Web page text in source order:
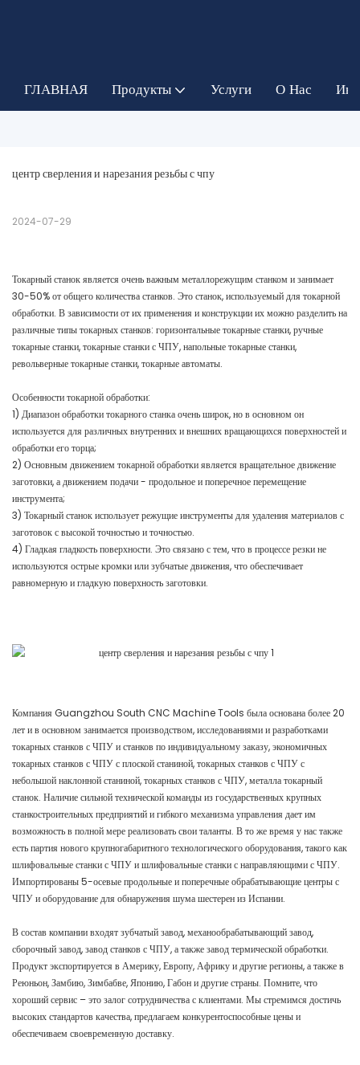
ГЛАВНАЯ Продукты Услуги О Нас
центр сверления и нарезания резьбы с чпу
2024-07-29
Токарный станок является очень важным металлорежущим станком и занимает
30-50% от общего количества станков. Это станок, используемый для токарной
обработки. В зависимости от их применения и конструкции их можно разделить на
различные типы токарных станков: горизонтальные токарные станки, ручные
токарные станки, токарные станки с ЧПУ, напольные токарные станки,
револьверные токарные станки, токарные автоматы.
Особенности токарной обработки:
1) Диапазон обработки токарного станка очень широк, но в основном он
используется для различных внутренних и внешних вращающихся поверхностей и
обработки его торца;
2) Основным движением токарной обработки является вращательное движение
заготовки, а движением подачи - продольное и поперечное перемещение
инструмента;
3) Токарный станок использует режущие инструменты для удаления материалов с
заготовок с высокой точностью и точностью.
4) Гладкая гладкость поверхности. Это связано с тем, что в процессе резки не
используются острые кромки или зубчатые движения, что обеспечивает
равномерную и гладкую поверхность заготовки.
Компания Guangzhou South CNC Machine Tools была основана более 20
лет и в основном занимается производством, исследованиями и разработками
токарных станков с ЧПУ и станков по индивидуальному заказу, экономичных
токарных станков с ЧПУ с плоской станиной, токарных станков с ЧПУ с
небольшой наклонной станиной, токарных станков с ЧПУ, металла токарный
станок. Наличие сильной технической команды из государственных крупных
станкостроительных предприятий и гибкого механизма управления дает им
возможность в полной мере реализовать свои таланты. В то же время у нас также
есть партия нового крупногабаритного технологического оборудования, такого как
шлифовальные станки с ЧПУ и шлифовальные станки с направляющими с ЧПУ.
Импортированы 5-осевые продольные и поперечные обрабатывающие центры с
ЧПУ и оборудование для обнаружения шума шестерен из Испании.
В состав компании входят зубчатый завод, механообрабатывающий завод,
сборочный завод, завод станков с ЧПУ, а также завод термической обработки.
Продукт экспортируется в Америку, Европу, Африку и другие регионы, а также в
Реюньон, Замбию, Зимбабве, Японию, Габон и другие страны. Помните, что
хороший сервис – это залог сотрудничества с клиентами. Мы стремимся достичь
высоких стандартов качества, предлагаем конкурентоспособные цены и
обеспечиваем своевременную доставку.